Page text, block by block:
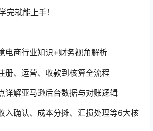
完就能上手！
电商行业知识+财务视角解析
册、运营、收款到核算全流程
详解亚马逊后台数据与对账逻辑
入确认、成本分摊、汇损处理等6大核